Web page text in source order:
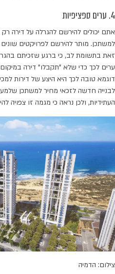
4. ערים ספציפיות
אתם יכולים להירשם להגרלה על דירה
למשתכן. מותר להירשם לפרויקטים
זאת בתשומת לב, כי ברגע שזכיתם
ערים לכך כדי שלא "תקבלו" דירה
דוגמא טובה לכך היא היצע של דירות
לבנייה חדשה לזכאי מחיר למשתכן
העתידיות, ולכן נראה כי מגמה זו צפויה
צילום: הדמיה